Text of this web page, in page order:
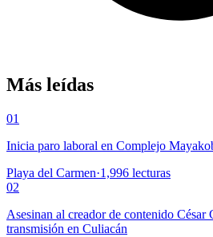
Más leídas
01
Inicia paro laboral en Complejo
Playa del Carmen·1,996 lecturas
02
Asesinan al creador de contenido César
transmisión en Culiacán